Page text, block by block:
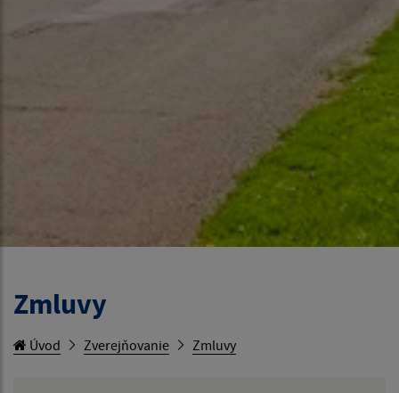
Zmluvy
Úvod Zverejňovanie Zmluvy